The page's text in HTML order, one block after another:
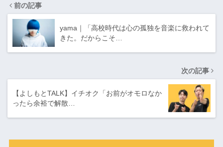
前の記事
yama｜「高校時代は心の孤独を音楽に救われて
きた。だからこそ…
次の記事
【よしもとTALK】イチオク「お前がオモロなか
ったら余裕で解散…